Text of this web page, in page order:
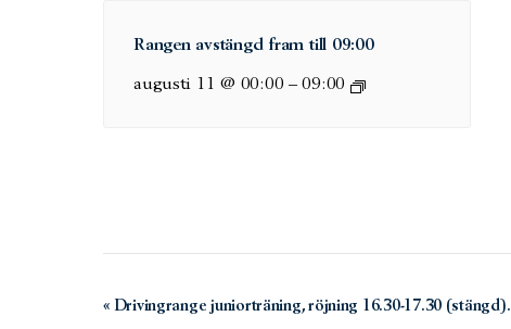
Rangen avstängd fram till 09:00
augusti 11 @ 00:00 –09:00
Evenemang-
«Drivingrange juniorträning, röjning 16.30-17.30 (stängd).